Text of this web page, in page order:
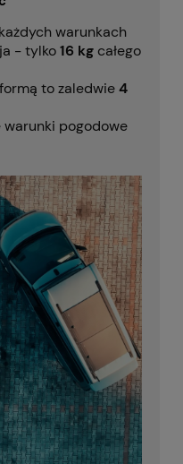
warunkach
- tylko16 kg całego
to zaledwie4
pogodowe